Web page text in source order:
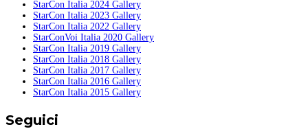
StarCon Italia 2024 Gallery
StarCon Italia 2023 Gallery
StarCon Italia 2022 Gallery
StarConVoi Italia 2020 Gallery
StarCon Italia 2019 Gallery
StarCon Italia 2018 Gallery
StarCon Italia 2017 Gallery
StarCon Italia 2016 Gallery
StarCon Italia 2015 Gallery
Seguici